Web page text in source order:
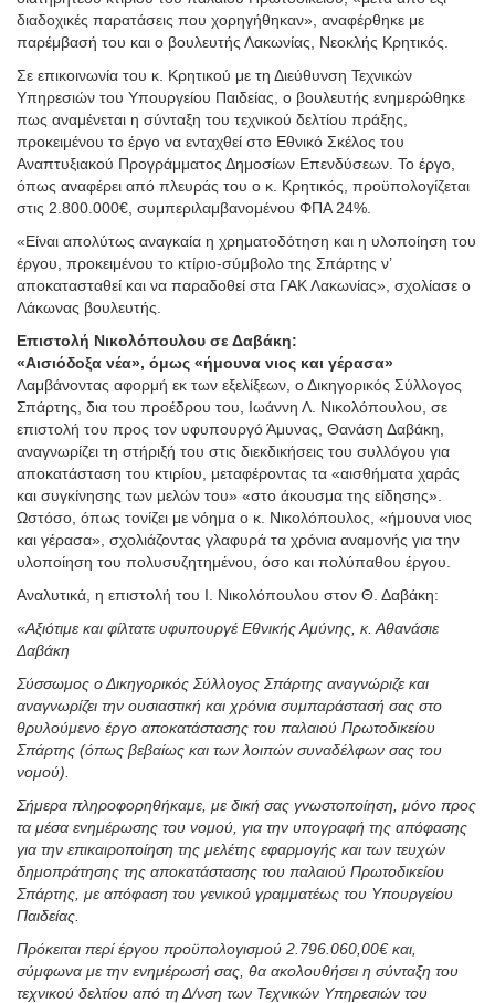
διαδοχικές παρατάσεις που χορηγήθηκαν», αναφέρθηκε με
παρέμβασή του και ο βουλευτής Λακωνίας, Νεοκλής Κρητικός.
Σε επικοινωνία του κ. Κρητικού με τη Διεύθυνση Τεχνικών
Υπηρεσιών του Υπουργείου Παιδείας, ο βουλευτής ενημερώθηκε
πως αναμένεται η σύνταξη του τεχνικού δελτίου πράξης,
προκειμένου το έργο να ενταχθεί στο Εθνικό Σκέλος του
Αναπτυξιακού Προγράμματος Δημοσίων Επενδύσεων. Το έργο,
όπως αναφέρει από πλευράς του ο κ. Κρητικός, προϋπολογίζεται
στις 2.800.000€, συμπεριλαμβανομένου ΦΠΑ 24%.
«Είναι απολύτως αναγκαία η χρηματοδότηση και η υλοποίηση του
έργου, προκειμένου το κτίριο-σύμβολο της Σπάρτης ν’
αποκατασταθεί και να παραδοθεί στα ΓΑΚ Λακωνίας», σχολίασε ο
Λάκωνας βουλευτής.
Επιστολή Νικολόπουλου σε Δαβάκη:
«Αισιόδοξα νέα», όμως «ήμουνα νιος και γέρασα»
Λαμβάνοντας αφορμή εκ των εξελίξεων, ο Δικηγορικός Σύλλογος
Σπάρτης, δια του προέδρου του, Ιωάννη Λ. Νικολόπουλου, σε
επιστολή του προς τον υφυπουργό Άμυνας, Θανάση Δαβάκη,
αναγνωρίζει τη στήριξή του στις διεκδικήσεις του συλλόγου για
αποκατάσταση του κτιρίου, μεταφέροντας τα «αισθήματα χαράς
και συγκίνησης των μελών του» «στο άκουσμα της είδησης».
Ωστόσο, όπως τονίζει με νόημα ο κ. Νικολόπουλος, «ήμουνα νιος
και γέρασα», σχολιάζοντας γλαφυρά τα χρόνια αναμονής για την
υλοποίηση του πολυσυζητημένου, όσο και πολύπαθου έργου.
Αναλυτικά, η επιστολή του Ι. Νικολόπουλου στον Θ. Δαβάκη:
«Αξιότιμε και φίλτατε υφυπουργέ Εθνικής Αμύνης, κ. Αθανάσιε
Δαβάκη
Σύσσωμος ο Δικηγορικός Σύλλογος Σπάρτης αναγνώριζε και
αναγνωρίζει την ουσιαστική και χρόνια συμπαράστασή σας στο
θρυλούμενο έργο αποκατάστασης του παλαιού Πρωτοδικείου
Σπάρτης (όπως βεβαίως και των λοιπών συναδέλφων σας του
νομού).
Σήμερα πληροφορηθήκαμε, με δική σας γνωστοποίηση, μόνο προς
τα μέσα ενημέρωσης του νομού, για την υπογραφή της απόφασης
για την επικαιροποίηση της μελέτης εφαρμογής και των τευχών
δημοπράτησης της αποκατάστασης του παλαιού Πρωτοδικείου
Σπάρτης, με απόφαση του γενικού γραμματέως του Υπουργείου
Παιδείας.
Πρόκειται περί έργου προϋπολογισμού 2.796.060,00€ και,
σύμφωνα με την ενημέρωσή σας, θα ακολουθήσει η σύνταξη του
τεχνικού δελτίου από τη Δ/νση των Τεχνικών Υπηρεσιών του